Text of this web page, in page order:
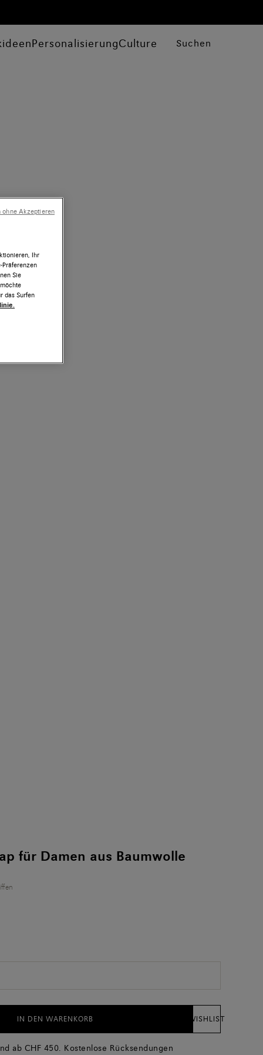
PersonalisierungCulture Suchen
für Damen aus Baumwolle
IN DEN WARENKORB WISHLIST
ab CHF 450. Kostenlose Rücksendungen
Ihr
Präferenzen
Sie
das Surfen
ohne Akzeptieren